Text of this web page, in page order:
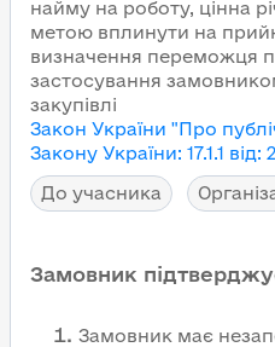
найму на роботу, цінна
метою вплинути на
визначення переможця
застосування
закупівлі
Закон України "Про
Закону України: 17.1.1 від:
До учасника
Замовник
Замовник має